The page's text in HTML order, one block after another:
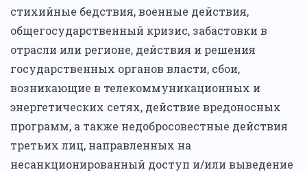
стихийные бедствия, военные действия,
общегосударственный кризис, забастовки в
отрасли или регионе, действия и решения
государственных органов власти, сбои,
возникающие в телекоммуникационных и
энергетических сетях, действие вредоносных
программ, а также недобросовестные действия
третьих лиц, направленных на
несанкционированный доступ и/или выведение